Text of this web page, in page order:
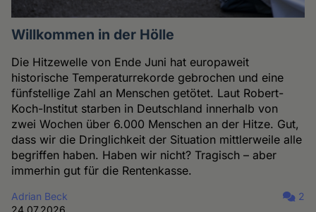
Willkommen in der Hölle
Die Hitzewelle von Ende Juni hat europaweit
historische Temperaturrekorde gebrochen und eine
fünfstellige Zahl an Menschen getötet. Laut Robert-
Koch-Institut starben in Deutschland innerhalb von
zwei Wochen über 6.000 Menschen an der Hitze. Gut,
dass wir die Dringlichkeit der Situation mittlerweile alle
begriffen haben. Haben wir nicht? Tragisch – aber
immerhin gut für die Rentenkasse.
Adrian Beck
24.07.2026
2